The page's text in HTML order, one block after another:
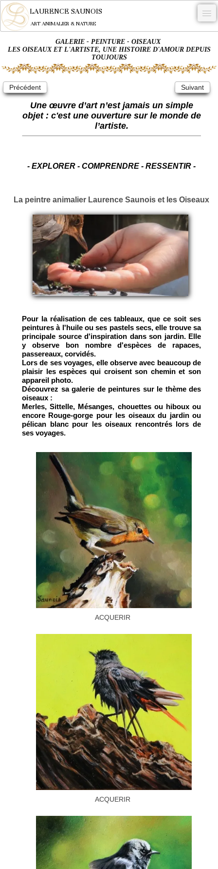
LAURENCE SAUNOIS
ART ANIMALIER & NATURE
-
NYMPHEUS LUMINANSIS.
OEUVRES
BECASSE
COMMANDE
Français
0
GALERIE - PEINTURE - OISEAUX
LES OISEAUX ET L'ARTISTE, UNE HISTOIRE D'AMOUR DEPUIS
TOUJOURS
Précédent Suivant
Une œuvre d’art n’est jamais un simple
objet : c'est une ouverture sur le monde de
l’artiste.
- EXPLORER - COMPRENDRE - RESSENTIR -
La peintre animalier Laurence Saunois et les Oiseaux
Pour la réalisation de ces tableaux, que ce soit ses
peintures à l'huile ou ses pastels secs, elle trouve sa
principale source d'inspiration dans son jardin. Elle
y observe bon nombre d'espèces de rapaces,
passereaux, corvidés.
Lors de ses voyages, elle observe avec beaucoup de
plaisir les espèces qui croisent son chemin et son
appareil photo.
Découvrez sa galerie de peintures sur le thème des
oiseaux :
Merles, Sittelle, Mésanges, chouettes ou hiboux ou
encore Rouge-gorge pour les oiseaux du jardin ou
pélican blanc pour les oiseaux rencontrés lors de
ses voyages.
ACQUERIR
ACQUERIR